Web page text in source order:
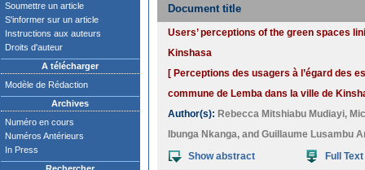
Soumettre un article
S'informer sur un article
Instructions aux auteurs
Droits d'auteur
A télécharger
Modèle de Rédaction
Archives
Numéro en cours
Numéros Antérieurs
In Press
Document title
Users’ perceptions of the green spaces
Kinshasa
[ Perceptions des usagers à l’égard des
commune de Lemba dans la ville de
Author(s): Rebecca Mitshiabu Mudiayi,
Ibunga Nkanga, and Guillaume Lusambu
Show abstract
Full Text